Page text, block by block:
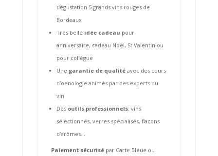
dégustation 5 grands vins rouges de
Bordeaux
Très belle idée cadeau pour
anniversaire, cadeau Noël, St Valentin ou
pour collègue
Une garantie de qualité avec des cours
d’oenologie animés par des experts du
vin
Des outils professionnels: vins
sélectionnés, verres spécialisés, flacons
d’arômes…
Paiement sécurisé par Carte Bleue ou